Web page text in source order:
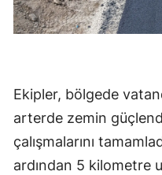
Ekipler, bölgede
arterde zemin
çalışmalarını
ardından 5 kilometre